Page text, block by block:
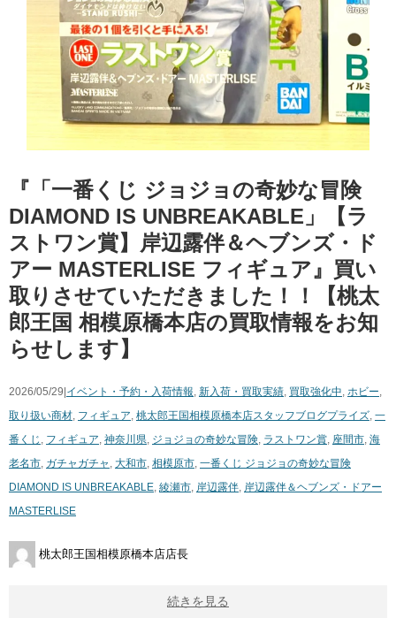
『「一番くじ ジョジョの奇妙な冒険
DIAMOND IS UNBREAKABLE」【ラ
ストワン賞】岸辺露伴＆ヘブンズ・ド
アー MASTERLISE フィギュア』買い
取りさせていただきました！！【桃太
郎王国 相模原橋本店の買取情報をお知
らせします】
2026/05/29|イベント・予約・入荷情報 新入荷・買取実績 買取強化中 ホビー
取り扱い商材 フィギュア 桃太郎王国相模原橋本店スタッフブログプライズ 一
番くじ
フィギュア 神奈川県 ジョジョの奇妙な冒険 ラストワン賞 座間市 海
老名市 ガチャガチャ 大和市 相模原市 一番くじ ジョジョの奇妙な冒険
DIAMOND IS UNBREAKABLE 綾瀬市 岸辺露伴 岸辺露伴＆ヘブンズ・ドアー
MASTERLISE
桃太郎王国相模原橋本店店長
続きを見る